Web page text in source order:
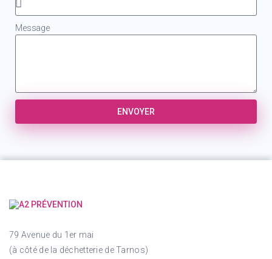
Message
ENVOYER
79 Avenue du 1er mai
(à côté de la déchetterie de Tarnos)